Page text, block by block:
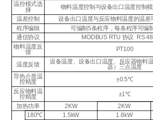
温控模式选
择
物料温度控制与设备出口温度控制
温差控制
设备出口温度与反应物料温度的温差
程序编辑 可编制5条程序，每条程序可编
通信协议 MODBUS RTU 协议 RS
物料温度反
馈
PT100
温度反馈 设备温度、设备出口温度、反应器物料
器）三点温度
导热介质温
控精度
±0.5℃
反应物料温
控精度 ±1℃
加热功率 2KW 2KW
180℃ 1.5kW 1.8kW